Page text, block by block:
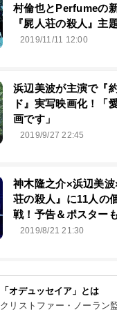
村倫也とPerfumeの
『屍人荘の殺人』主
2019/11/11 12:00
浜辺美波が主演で『
ド』実写映画化！「
画です」
2019/9/27 22:45
神木隆之介×浜辺美
荘の殺人』に11人の
戦！予告＆ポスター
2019/8/21 21:30
「オデュッセイア」とは
クリストファー・ノーラン